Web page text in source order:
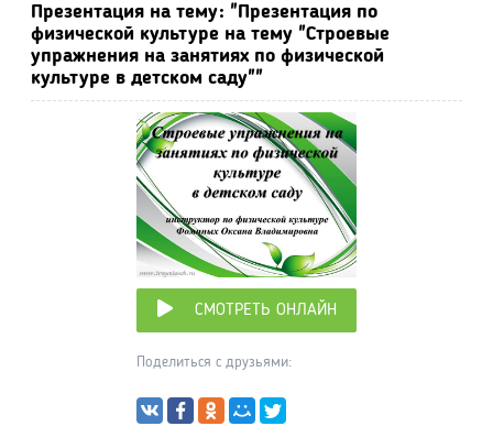
Презентация на тему: "Презентация по
физической культуре на тему "Строевые
упражнения на занятиях по физической
культуре в детском саду""
СМОТРЕТЬ ОНЛАЙН
Поделиться с друзьями: